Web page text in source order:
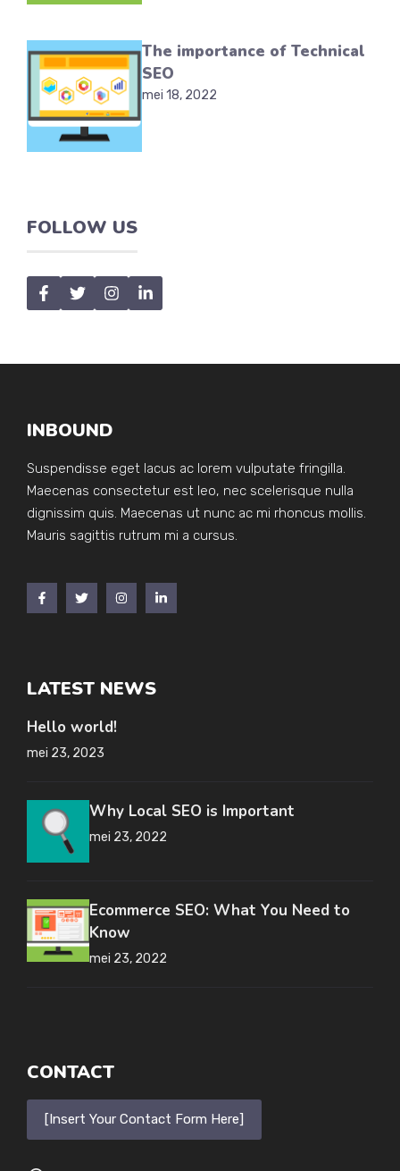
The importance of Technical
SEO
mei 18, 2022
FOLLOW US
INBOUND
Suspendisse eget lacus ac lorem vulputate fringilla.
Maecenas consectetur est leo, nec scelerisque nulla
dignissim quis. Maecenas ut nunc ac mi rhoncus mollis.
Mauris sagittis rutrum mi a cursus.
LATEST NEWS
Hello world!
mei 23, 2023
Why Local SEO is Important
mei 23, 2022
Ecommerce SEO: What You Need to
Know
mei 23, 2022
CONTACT
[Insert Your Contact Form Here]